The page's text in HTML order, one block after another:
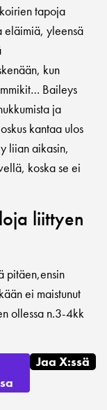
tapoja
eläimiä, yleensä
kun
Baileys
ja
kantaa ulos
liian aikasin,
koska se ei
liittyen
pitäen,ensin
ei maistunut
ollessa n.3-4kk
Jaa X:ssä